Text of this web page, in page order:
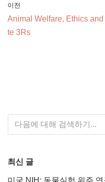
이전
Animal Welfare, Ethics and
te 3Rs
최신 글
미국 NIH: 동물실험 위주